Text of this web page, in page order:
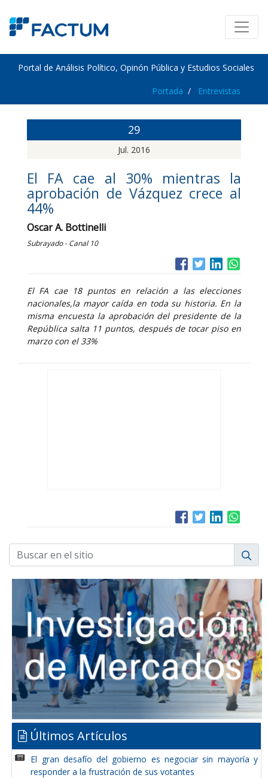
Portal de Análisis Político, Opinón Pública y Estudios Sociales
Portada Entrevistas
29
Jul. 2016
El FA cae al 30% mientras la
aprobación de Vázquez crece al
44%
Oscar A. Bottinelli
Subrayado - Canal 10
El FA cae 18 puntos en relación a las elecciones
nacionales,la mayor caída en toda su historia. En la
misma encuesta la aprobación del presidente de la
República salta 11 puntos, después de tocar piso en
marzo con el 33%
Últimos Artículos
El gran desafío del gobierno es negociar sin mayoría y
responder a la frustración de sus votantes